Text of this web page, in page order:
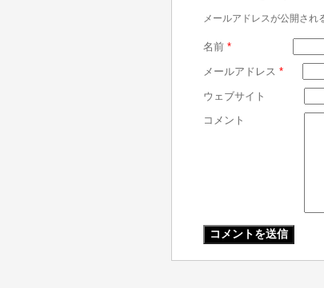
メールアドレスが公開され
名前 *
メールアドレス *
ウェブサイト
コメント